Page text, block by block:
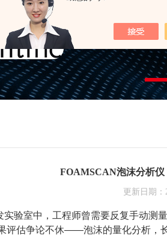
FOAMSCAN泡沫分析仪
更新日期
验室中，工程师曾需要反复手动测
评估争论不休——泡沫的量化分析，